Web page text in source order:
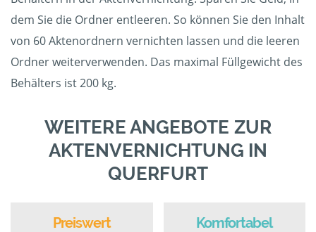
dem Sie die Ordner entleeren. So können Sie den Inhalt
von 60 Aktenordnern vernichten lassen und die leeren
Ordner weiterverwenden. Das maximal Füllgewicht des
Behälters ist 200 kg.
WEITERE ANGEBOTE ZUR
AKTENVERNICHTUNG IN
QUERFURT
Preiswert Komfortabel